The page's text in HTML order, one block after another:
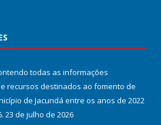
todas as informações
recursos destinados ao fomento de
de Jacundá entre os anos de 2022
23 de julho de 2026